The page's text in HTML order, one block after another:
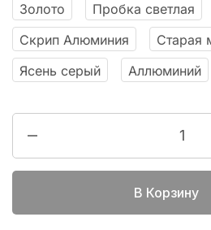
Золото
Пробка светлая
Скрип Алюминия
Старая
Ясень серый
Аллюминий
В Корзину